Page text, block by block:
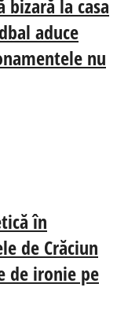
bizară la casa
aduce
nu
în
de Crăciun
de ironie pe